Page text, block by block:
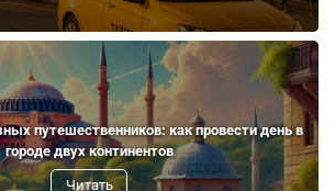
путешественников: как провести день в
городе двух континентов
Читать